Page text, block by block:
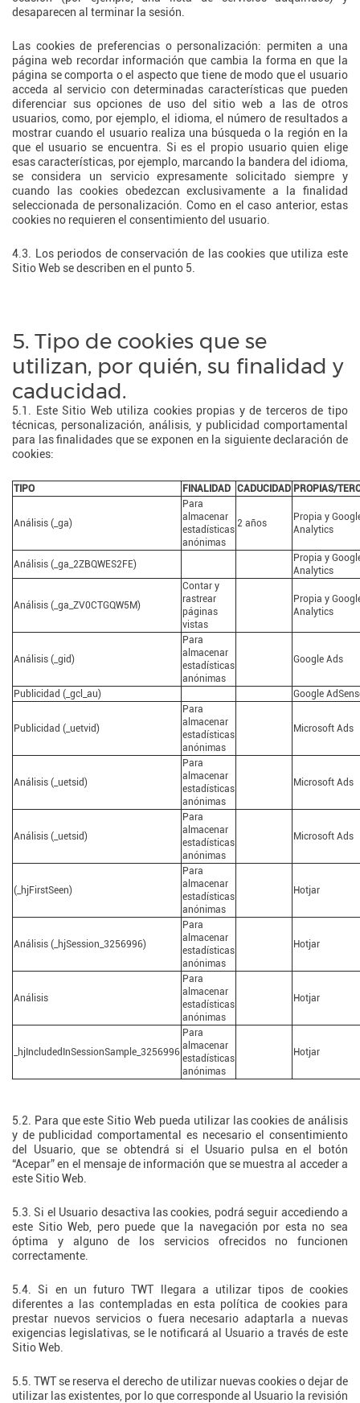
desaparecen al terminar la sesión.
Las cookies de preferencias o personalización: permiten a una
página web recordar información que cambia la forma en que la
página se comporta o el aspecto que tiene de modo que el usuario
acceda al servicio con determinadas características que pueden
diferenciar sus opciones de uso del sitio web a las de otros
usuarios, como, por ejemplo, el idioma, el número de resultados a
mostrar cuando el usuario realiza una búsqueda o la región en la
que el usuario se encuentra. Si es el propio usuario quien elige
esas características, por ejemplo, marcando la bandera del idioma,
se considera un servicio expresamente solicitado siempre y
cuando las cookies obedezcan exclusivamente a la finalidad
seleccionada de personalización. Como en el caso anterior, estas
cookies no requieren el consentimiento del usuario.
4.3. Los periodos de conservación de las cookies que utiliza este
Sitio Web se describen en el punto 5.
5. Tipo de cookies que se
utilizan, por quién, su finalidad y
caducidad.
5.1. Este Sitio Web utiliza cookies propias y de terceros de tipo
técnicas, personalización, análisis, y publicidad comportamental
para las finalidades que se exponen en la siguiente declaración de
cookies:
TIPO FINALIDAD CADUCIDAD PROPIAS/
Análisis (_ga)
Para
almacenar
estadísticas
anónimas
2 años
Propia y
Analytics
Análisis (_ga_2ZBQWES2FE)
Propia y
Analytics
Análisis (_ga_ZV0CTGQW5M)
Contar y
rastrear
páginas
vistas
Propia y
Analytics
Análisis (_gid)
Para
almacenar
estadísticas
anónimas
Google Ads
Publicidad (_gcl_au) Google
Publicidad (_uetvid)
Para
almacenar
estadísticas
anónimas
Microsoft Ads
Análisis (_uetsid)
Para
almacenar
estadísticas
anónimas
Microsoft Ads
Análisis (_uetsid)
Para
almacenar
estadísticas
anónimas
Microsoft Ads
(_hjFirstSeen)
Para
almacenar
estadísticas
anónimas
Hotjar
Análisis (_hjSession_3256996)
Para
almacenar
estadísticas
anónimas
Hotjar
Análisis
Para
almacenar
estadísticas
anónimas
Hotjar
_hjIncludedInSessionSample_3256996
Para
almacenar
estadísticas
anónimas
Hotjar
5.2. Para que este Sitio Web pueda utilizar las cookies de análisis
y de publicidad comportamental es necesario el consentimiento
del Usuario, que se obtendrá si el Usuario pulsa en el botón
“Acepar” en el mensaje de información que se muestra al acceder a
este Sitio Web.
5.3. Si el Usuario desactiva las cookies, podrá seguir accediendo a
este Sitio Web, pero puede que la navegación por esta no sea
óptima y alguno de los servicios ofrecidos no funcionen
correctamente.
5.4. Si en un futuro TWT llegara a utilizar tipos de cookies
diferentes a las contempladas en esta política de cookies para
prestar nuevos servicios o fuera necesario adaptarla a nuevas
exigencias legislativas, se le notificará al Usuario a través de este
Sitio Web.
5.5. TWT se reserva el derecho de utilizar nuevas cookies o dejar de
utilizar las existentes, por lo que corresponde al Usuario la revisión